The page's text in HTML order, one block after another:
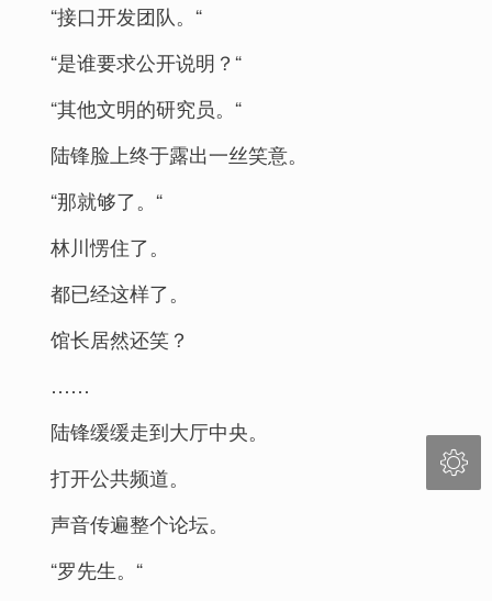
“接口开发团队。“
“是谁要求公开说明？“
“其他文明的研究员。“
陆锋脸上终于露出一丝笑意。
“那就够了。“
林川愣住了。
都已经这样了。
馆长居然还笑？
……
陆锋缓缓走到大厅中央。
打开公共频道。
声音传遍整个论坛。
“罗先生。“
